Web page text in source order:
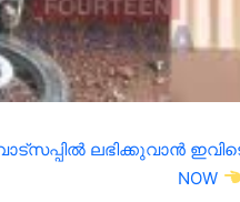
ലഭിക്കുവാൻ
NOW